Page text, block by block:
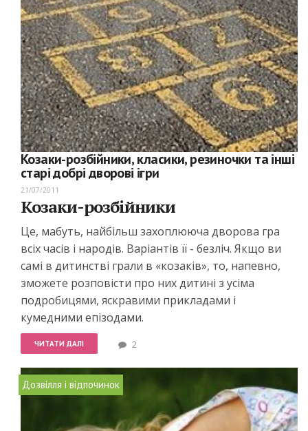
Козаки-розбійники, класики, резиночки та інші
старі добрі дворові ігри
21/07/2011
Козаки-розбійники
Це, мабуть, найбільш захоплююча дворова гра
всіх часів і народів. Варіантів її - безліч. Якщо ви
самі в дитинстві грали в «козаків», то, напевно,
зможете розповісти про них дитині з усіма
подробицями, яскравими прикладами і
кумедними епізодами.
ЧИТАТИ ДАЛІ 2
Дозвілля і відпочинок